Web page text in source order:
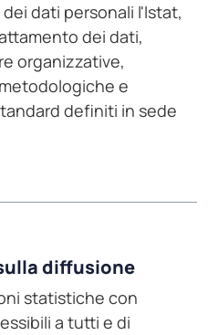
dati personali l'Istat,
dei dati,
organizzative,
e
definiti in sede
diffusione
statistiche con
a tutti e di